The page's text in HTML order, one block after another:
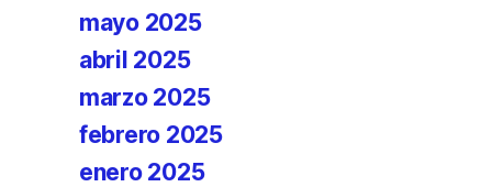
mayo 2025
abril 2025
marzo 2025
febrero 2025
enero 2025